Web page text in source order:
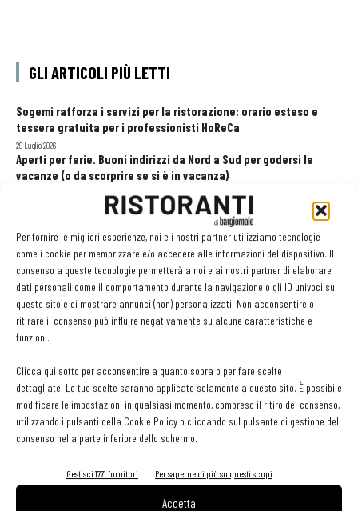
Per fornire le migliori esperienze, noi e i nostri partner utilizziamo tecnologie
come i cookie per memorizzare e/o accedere alle informazioni del dispositivo. Il
consenso a queste tecnologie permetterà a noi e ai nostri partner di elaborare
dati personali come il comportamento durante la navigazione o gli ID univoci su
questo sito e di mostrare annunci (non) personalizzati. Non acconsentire o
ritirare il consenso può influire negativamente su alcune caratteristiche e
funzioni.
Clicca qui sotto per acconsentire a quanto sopra o per fare scelte
dettagliate. Le tue scelte saranno applicate solamente a questo sito. È possibile
modificare le impostazioni in qualsiasi momento, compreso il ritiro del consenso,
utilizzando i pulsanti della Cookie Policy o cliccando sul pulsante di gestione del
consenso nella parte inferiore dello schermo.
Gestisci 1771 fornitori Per saperne di più su questi scopi
Accetta
GLI ARTICOLI PIÙ LETTI
Sogemi rafforza i servizi per la ristorazione: orario esteso e
tessera gratuita per i professionisti HoReCa
29 Luglio 2026
Aperti per ferie. Buoni indirizzi da Nord a Sud per godersi le
vacanze (o da scorprire se si è in vacanza)
Recensioni online, Fipe e le associazioni del turismo chiedono
modifiche alle Linee Guida dell’Antitrust
20 Luglio 2026
EDICOLA WEB